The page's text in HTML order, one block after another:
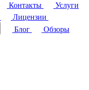
Контакты
Услуги
Лицензии
Блог
Обзоры